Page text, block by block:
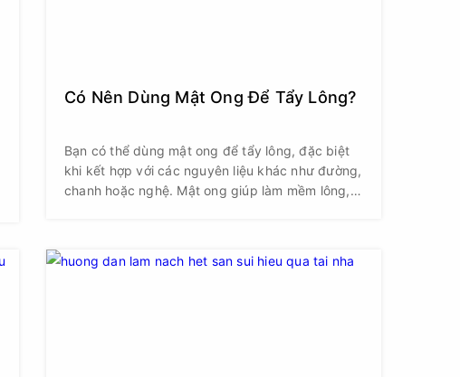
Có Nên Dùng Mật Ong Để Tẩy Lông?
Bạn có thể dùng mật ong để tẩy lông, đặc biệt
khi kết hợp với các nguyên liệu khác như đường,
chanh hoặc nghệ. Mật ong giúp làm mềm lông,